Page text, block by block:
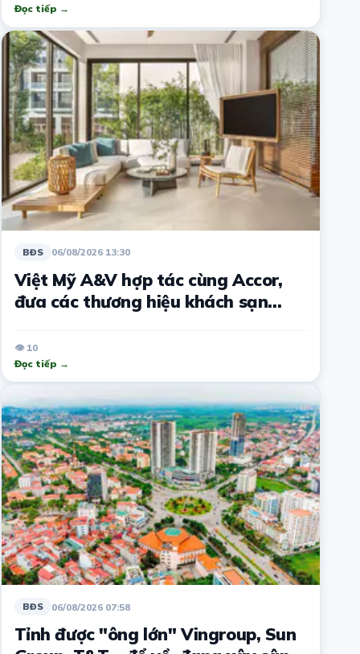
Đọc tiếp →
BĐS 06/08/2026 13:30
Việt Mỹ A&V hợp tác cùng Accor,
đưa các thương hiệu khách sạn
👁 10
Đọc tiếp →
BĐS 06/08/2026 07:58
Tỉnh được "ông lớn" Vingroup, Sun